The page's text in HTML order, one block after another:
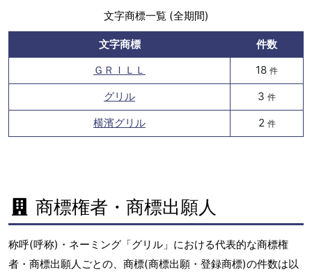
文字商標一覧 (全期間)
文字商標
件数
ＧＲＩＬＬ
18 件
グリル 3 件
横濱グリル 2 件
商標権者・商標出願人
称呼(呼称)・ネーミング「グリル」における代表的な商標権
者・商標出願人ごとの、商標(商標出願・登録商標)の件数は以